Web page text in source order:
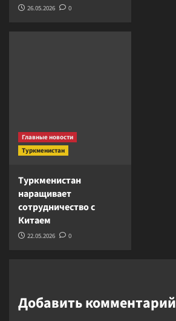
26.05.2026 0
Главные новости
Туркменистан
Туркменистан
наращивает
сотрудничество с
Китаем
22.05.2026 0
Добавить комментарий